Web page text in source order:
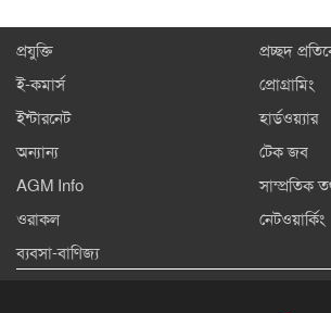
প্রযুক্তি
প্রচ্ছদ
ই-কমার্স
প্রোগ্রামিং
ইন্টারনেট
হার্ডওয়্যার
অন্যান্য
টেক জব
AGM Info
সাম্প্রতিক
ওরাকল
নেটওয়ার্কিং
ব্যবসা-বাণিজ্য